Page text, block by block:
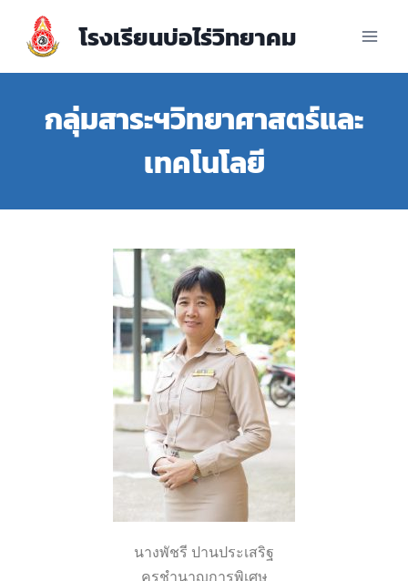
โรงเรียนบ่อไร่วิทยาคม
กลุ่มสาระฯวิทยาศาสตร์และ
เทคโนโลยี
นางพัชรี ปานประเสริฐ
ครูชำนาญการพิเศษ